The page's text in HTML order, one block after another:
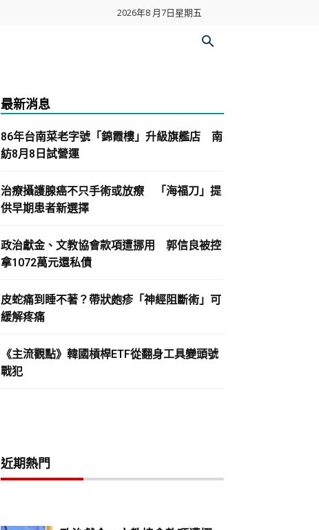
2026年8 月7日星期五
最新消息
86年台南菜老字號「錦霞樓」升級旗艦店 南
紡8月8日試營運
治療攝護腺癌不只手術或放療 「海福刀」提
供早期患者新選擇
政治獻金、文教協會款項遭挪用 郭信良被控
拿1072萬元還私債
皮蛇痛到睡不著？帶狀皰疹「神經阻斷術」可
緩解疼痛
《主流觀點》韓國槓桿ETF從翻身工具變頭號
戰犯
近期熱門